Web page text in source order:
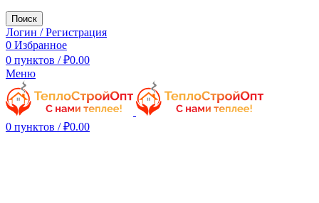
Поиск
Логин / Регистрация
0 Избранное
0 пунктов / ₽0.00
Меню
0 пунктов / ₽0.00